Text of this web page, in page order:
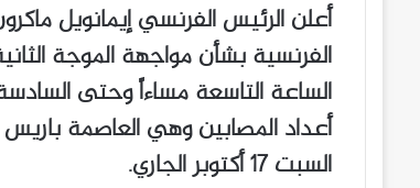
أعلن الرئيس الفرنسي إيمانويل
الفرنسية بشأن مواجهة الموجة
الساعة التاسعة مساءاً وحتى
أعداد المصابين وهي العاصمة
السبت 17 أكتوبر الجاري.